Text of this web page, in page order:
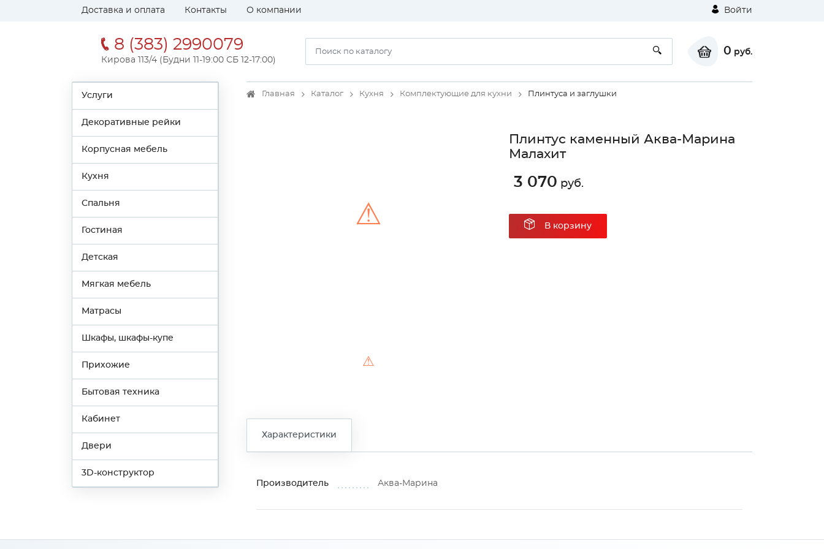
Доставка и оплата Контакты О компании Войти
8 (383) 2990079
Кирова 113/4 (Будни 11-19:00 СБ 12-17:00)
0 руб.
Услуги
Декоративные рейки
Корпусная мебель
Кухня
Спальня
Гостиная
Детская
Мягкая мебель
Матрасы
Шкафы, шкафы-купе
Прихожие
Бытовая техника
Кабинет
Двери
3D-конструктор
Главная Каталог Кухня Комплектующие для кухни Плинтуса и заглушки
⚠
⚠
Плинтус каменный Аква-Марина
Малахит
3 070 руб.
В корзину
Характеристики
Производитель Аква-Марина